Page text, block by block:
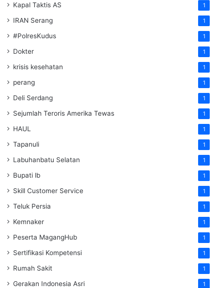
Kapal Taktis AS 1
IRAN Serang 1
#PolresKudus 1
Dokter 1
krisis kesehatan 1
perang 1
Deli Serdang 1
Sejumlah Teroris Amerika Tewas 1
HAUL 1
Tapanuli 1
Labuhanbatu Selatan 1
Bupati lb 1
Skill Customer Service 1
Teluk Persia 1
Kemnaker 1
Peserta MagangHub 1
Sertifikasi Kompetensi 1
Rumah Sakit 1
Gerakan Indonesia Asri 1